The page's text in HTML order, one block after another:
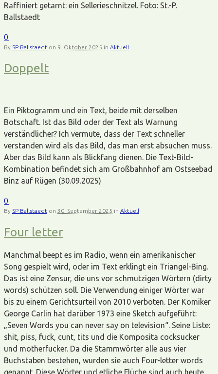
Raffiniert getarnt: ein Sellerieschnitzel. Foto: St.-P.
Ballstaedt
0
By SP Ballstaedt on 9. Oktober 2025 in Aktuell
Doppelt
Ein Piktogramm und ein Text, beide mit derselben
Botschaft. Ist das Bild oder der Text als Warnung
verständlicher? Ich vermute, dass der Text schneller
verstanden wird als das Bild, das man erst absuchen muss.
Aber das Bild kann als Blickfang dienen. Die Text-Bild-
Kombination befindet sich am Großbahnhof am Ostseebad
Binz auf Rügen (30.09.2025)
0
By SP Ballstaedt on 30. September 2025 in Aktuell
Four letter
Manchmal beept es im Radio, wenn ein amerikanischer
Song gespielt wird, oder im Text erklingt ein Triangel-Bing.
Das ist eine Zensur, die uns vor schmutzigen Wörtern (dirty
words) schützen soll. Die Verwendung einiger Wörter war
bis zu einem Gerichtsurteil von 2010 verboten. Der Komiker
George Carlin hat darüber 1973 eine Sketch aufgeführt:
„Seven Words you can never say on television“. Seine Liste:
shit, piss, fuck, cunt, tits und die Komposita cocksucker
und motherfucker. Da die Stammwörter alle aus vier
Buchstaben bestehen, wurden sie auch Four-letter words
genannt. Diese Wörter und etliche Flüche sind auch heute